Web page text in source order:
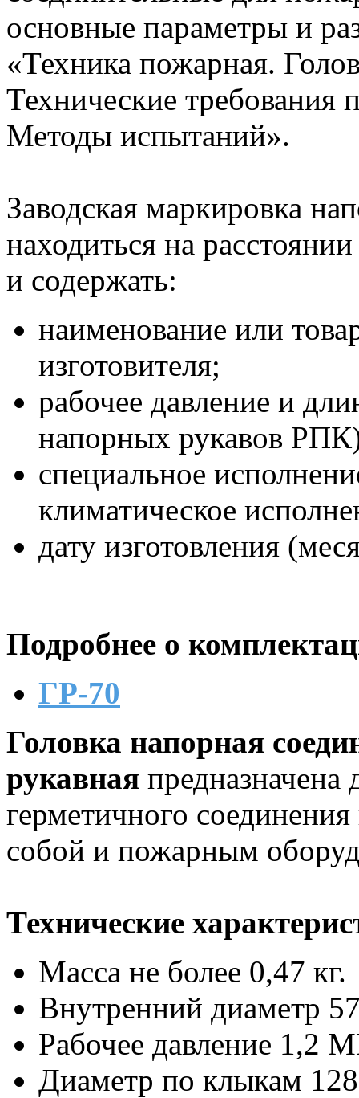
основные параметры и
«Техника пожарная.
Технические требования
Методы испытаний».
Заводская маркировка
находиться на
и содержать:
наименование или
изготовителя;
рабочее давление и
напорных рукавов
специальное
климатическое
дату изготовления
Подробнее о
ГР-70
Головка напорная
рукавная предназначена
герметичного
собой и пожарным
Технические
Масса не более 0,47 кг.
Внутренний диаметр
Рабочее давление 1,2
Диаметр по клыкам